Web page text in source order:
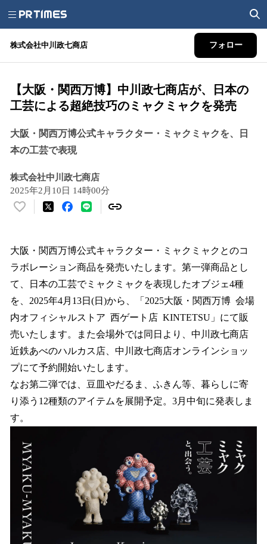
株式会社中川政七商店 フォロー
【大阪・関西万博】中川政七商店が、日本の
工芸による超絶技巧のミャクミャクを発売
大阪・関西万博公式キャラクター・ミャクミャクを、日
本の工芸で表現
株式会社中川政七商店
2025年2月10日 14時00分
い
！
数
を
読
込
み
中
で
す
大阪・関西万博公式キャラクター・ミャクミャクとのコ
ラボレーション商品を発売いたします。第一弾商品とし
て、日本の工芸でミャクミャクを表現したオブジェ4種
を、2025年4月13日(日)から、「2025大阪・関西万博 会場
内オフィシャルストア 西ゲート店 KINTETSU」にて販
売いたします。また会場外では同日より、中川政七商店
近鉄あべのハルカス店、中川政七商店オンラインショッ
プにて予約開始いたします。
なお第二弾では、豆皿やだるま、ふきん等、暮らしに寄
り添う12種類のアイテムを展開予定。3月中旬に発表しま
す。